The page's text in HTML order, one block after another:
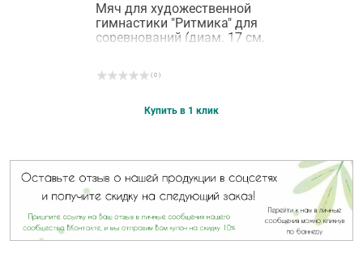
Мяч для художественной
гимнастики "Ритмика" для
соревнований (диам. 17 см,
( 0 )
Купить в 1 клик